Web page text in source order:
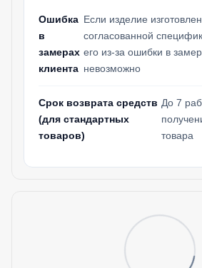
Ошибка
в
замерах
клиента
Если изделие
согласованной
его из-за ошибки в
невозможно
Срок возврата средств
(для стандартных
товаров)
До 7
товара